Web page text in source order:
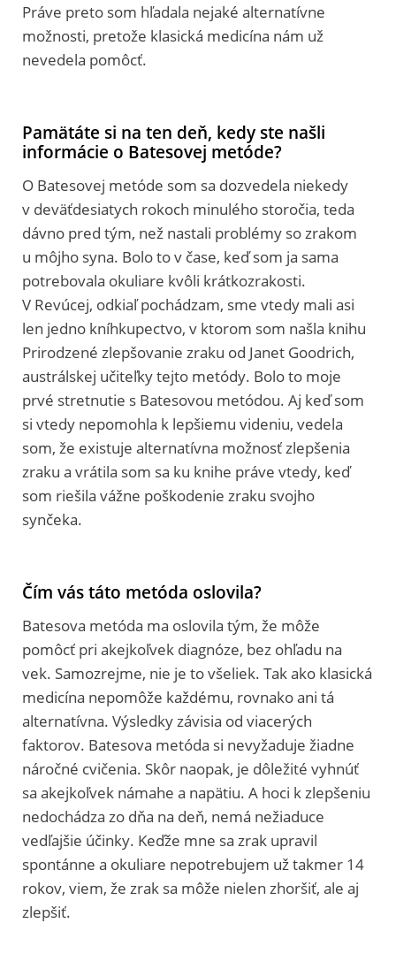
Práve preto som hľadala nejaké alternatívne
možnosti, pretože klasická medicína nám už
nevedela pomôcť.
Pamätáte si na ten deň, kedy ste našli
informácie o Batesovej metóde?
O Batesovej metóde som sa dozvedela niekedy
v deväťdesiatych rokoch minulého storočia, teda
dávno pred tým, než nastali problémy so zrakom
u môjho syna. Bolo to v čase, keď som ja sama
potrebovala okuliare kvôli krátkozrakosti.
V Revúcej, odkiaľ pochádzam, sme vtedy mali asi
len jedno kníhkupectvo, v ktorom som našla knihu
Prirodzené zlepšovanie zraku od Janet Goodrich,
austrálskej učiteľky tejto metódy. Bolo to moje
prvé stretnutie s Batesovou metódou. Aj keď som
si vtedy nepomohla k lepšiemu videniu, vedela
som, že existuje alternatívna možnosť zlepšenia
zraku a vrátila som sa ku knihe práve vtedy, keď
som riešila vážne poškodenie zraku svojho
synčeka.
Čím vás táto metóda oslovila?
Batesova metóda ma oslovila tým, že môže
pomôcť pri akejkoľvek diagnóze, bez ohľadu na
vek. Samozrejme, nie je to všeliek. Tak ako klasická
medicína nepomôže každému, rovnako ani tá
alternatívna. Výsledky závisia od viacerých
faktorov. Batesova metóda si nevyžaduje žiadne
náročné cvičenia. Skôr naopak, je dôležité vyhnúť
sa akejkoľvek námahe a napätiu. A hoci k zlepšeniu
nedochádza zo dňa na deň, nemá nežiaduce
vedľajšie účinky. Keďže mne sa zrak upravil
spontánne a okuliare nepotrebujem už takmer 14
rokov, viem, že zrak sa môže nielen zhoršiť, ale aj
zlepšiť.